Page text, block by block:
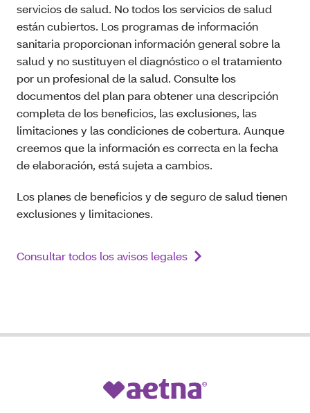
servicios de salud. No todos los servicios de salud
están cubiertos. Los programas de información
sanitaria proporcionan información general sobre la
salud y no sustituyen el diagnóstico o el tratamiento
por un profesional de la salud. Consulte los
documentos del plan para obtener una descripción
completa de los beneficios, las exclusiones, las
limitaciones y las condiciones de cobertura. Aunque
creemos que la información es correcta en la fecha
de elaboración, está sujeta a cambios.
Los planes de beneficios y de seguro de salud tienen
exclusiones y limitaciones.
Consultar todos los avisos legales